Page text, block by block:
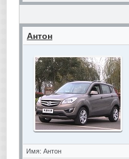
Антон
Имя: Антон